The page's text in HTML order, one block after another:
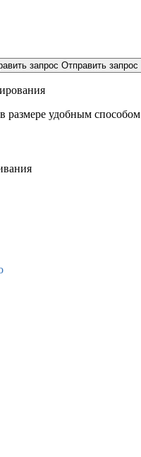
запрос Отправить запрос
размере удобным